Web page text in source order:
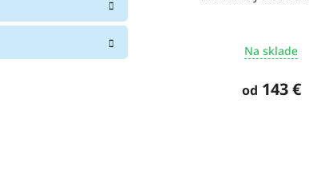
Na sklade
od 143 €